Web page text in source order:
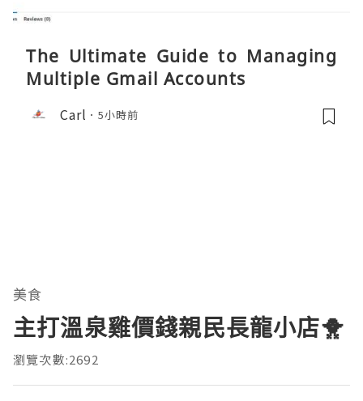
The Ultimate Guide to Managing
Multiple Gmail Accounts
Carl 5小時前
美食
主打溫泉雞價錢親民長龍小店🐥
瀏覽次數:2692